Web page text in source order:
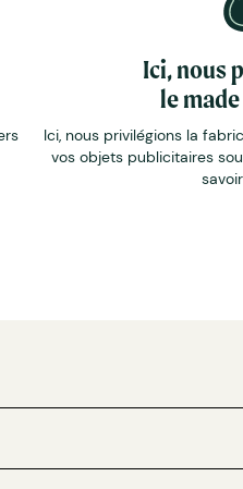
Ici, nous
le
Ici, nous privilégions la
vos objets publicitaires